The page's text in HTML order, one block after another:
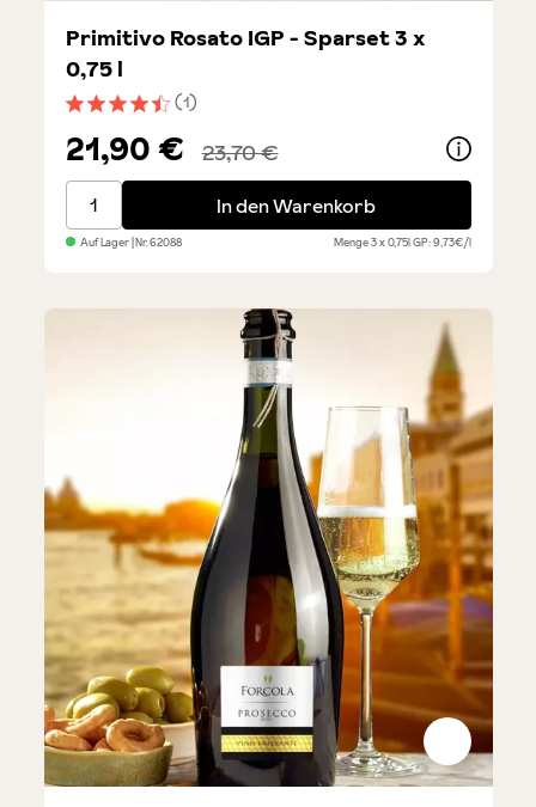
Durchschnittliche Bewertung von 4.5 von 5 Sternen
(1)
Primitivo Rosato IGP - Sparset 3 x
0,75 l
21,90 € 23,70 €
Primitivo Rosato IGP - Sparset 3 x 0,75 l
In den Warenkorb
Auf Lager| Nr.62088 Menge3 x 0,75lGP: 9,73€/l